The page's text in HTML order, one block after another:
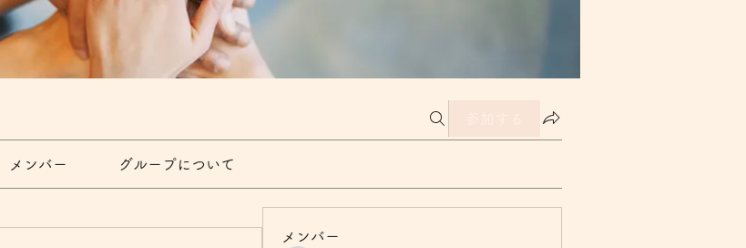
メンバー グループについて
メンバー